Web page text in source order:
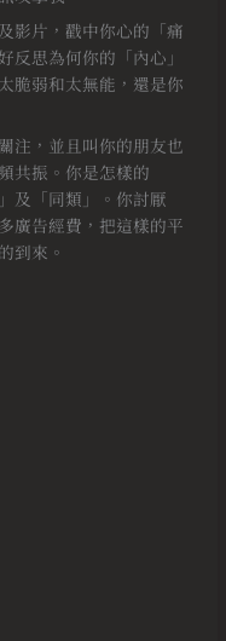
影片，戳中你心的「痛
反思為何你的「內心」
脆弱和太無能，還是你
注，並且叫你的朋友也
共振。你是怎樣的
及「同類」。你討厭
廣告經費，把這樣的平
到來。